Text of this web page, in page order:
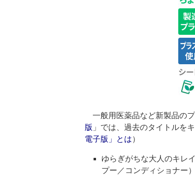
一般用医薬品など新製品の
版 」では、過去のタイトルを
電子版」とは）
ゆらぎがちな大人のキレ
プー／コンディショナー）